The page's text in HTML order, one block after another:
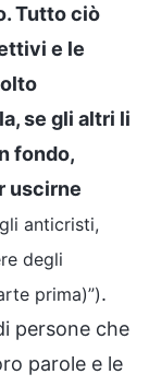
Tutto ciò
e le
se gli altri li
fondo,
uscirne
anticristi,
degli
prima)”).
persone che
parole e le